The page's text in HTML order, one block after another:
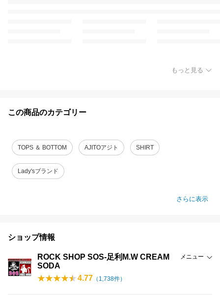
もっと見る
この商品のカテゴリー
TOPS ＆ BOTTOM AJITOアジト SHIRT
Lady'sブランド
さらに表示
ショップ情報
ROCK SHOP SOS-足利M.W CREAM
SODA
メニュー
4.77 （ 1,738件）